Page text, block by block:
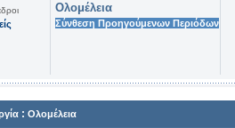
Ολομέλεια
Σύνθεση Προηγούμενων Περιόδων
: Ολομέλεια